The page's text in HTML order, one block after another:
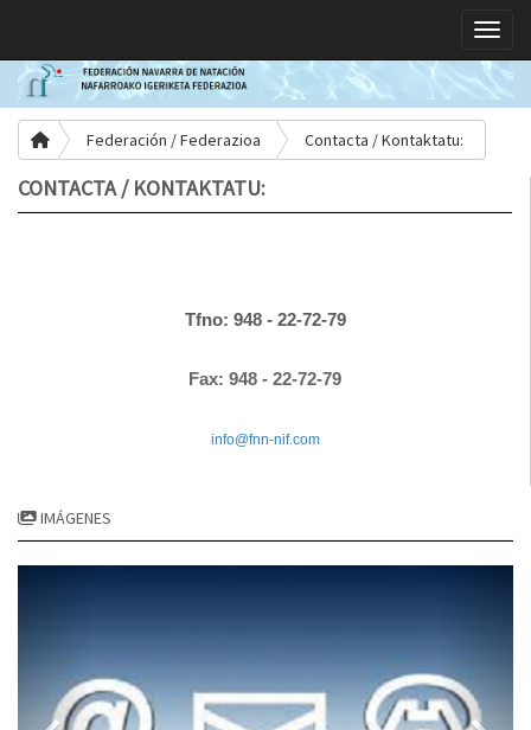
Federación / Federazioa Contacta / Kontaktatu:
CONTACTA / KONTAKTATU:
Tfno: 948 - 22-72-79
Fax: 948 - 22-72-79
info@fnn-nif.com
IMÁGENES